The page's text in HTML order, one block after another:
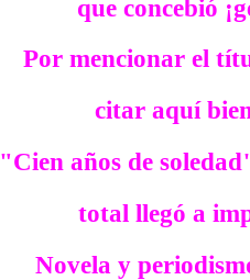
que concebió
Por mencionar el
citar aquí
"Cien años de
total llegó a
Novela y